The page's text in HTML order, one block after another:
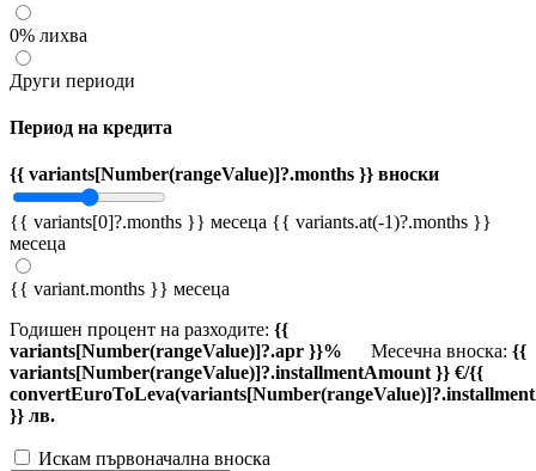
0% лихва
Други периоди
Период на кредита
{{ variants[Number(rangeValue)]?.months }} вноски
{{ variants[0]?.months }} месеца {{ variants.at(-1)?.months }}
месеца
{{ variant.months }} месеца
Годишен процент на разходите: {{
variants[Number(rangeValue)]?.apr }}%
Месечна вноска: {{
variants[Number(rangeValue)]?.installmentAmount }} €/{{
}} лв.
Искам първоначална вноска